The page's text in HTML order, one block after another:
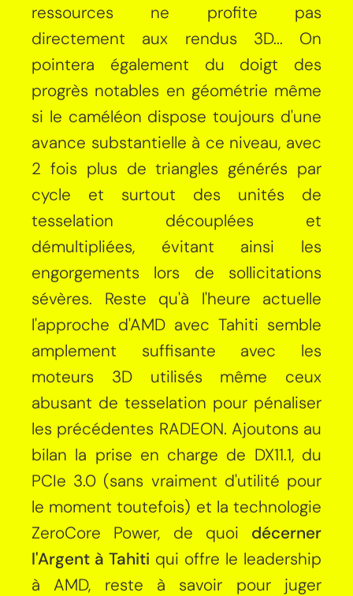
ressources ne profite pas
directement aux rendus 3D... On
pointera également du doigt des
progrès notables en géométrie même
si le caméléon dispose toujours d'une
avance substantielle à ce niveau, avec
2 fois plus de triangles générés par
cycle et surtout des unités de
tesselation découplées et
démultipliées, évitant ainsi les
engorgements lors de sollicitations
sévères. Reste qu'à l'heure actuelle
l'approche d'AMD avec Tahiti semble
amplement suffisante avec les
moteurs 3D utilisés même ceux
abusant de tesselation pour pénaliser
les précédentes RADEON. Ajoutons au
bilan la prise en charge de DX11.1, du
PCIe 3.0 (sans vraiment d'utilité pour
le moment toutefois) et la technologie
ZeroCore Power, de quoi décerner
l'Argent à Tahiti qui offre le leadership
à AMD, reste à savoir pour juger